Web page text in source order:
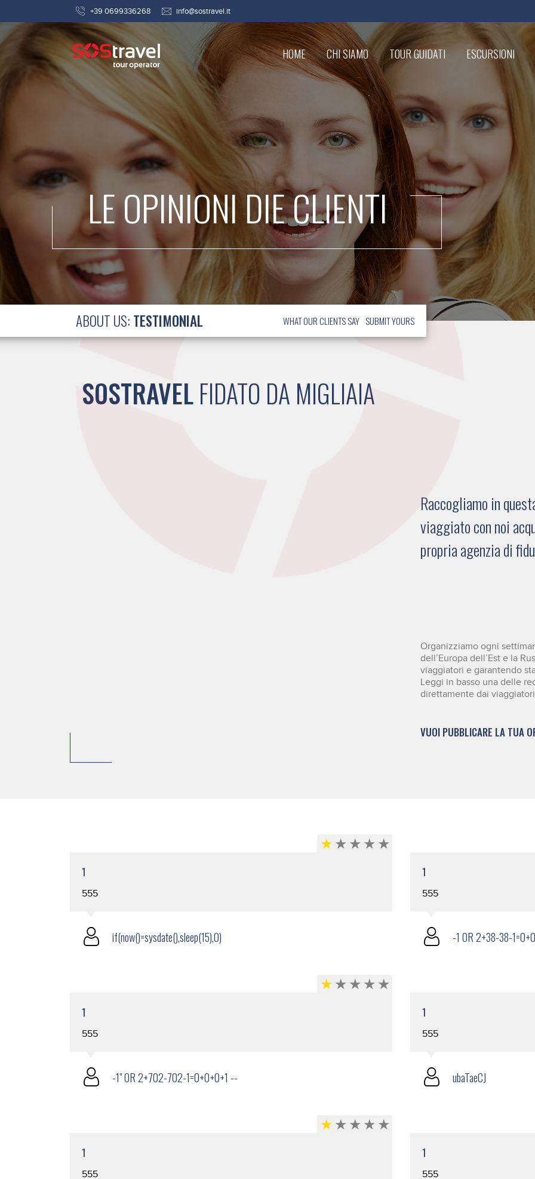
+39 0699336268 info@sostravel.it
HOME CHI SIAMO TOUR GUIDATI ESCURSIONI
LE OPINIONI DIE CLIENTI
ABOUT US: TESTIMONIAL WHAT OUR CLIENTS SAY SUBMIT YOURS
SOSTRAVELFIDATO DA MIGLIAIA
Raccogliamo in
viaggiato con noi
propria agenzia di
Organizziamo ogni
dell’Europa dell’Est e la
viaggiatori e garantendo
Leggi in basso una delle
direttamente dai
VUOI PUBBLICARE LA TUA
1
555
if(now()=sysdate(),sleep(15),0)
1
555
-1" OR 2+702-702-1=0+0+0+1 --
1
555
1
555
-1 OR 2+38-38-
1
555
ubaTaeCJ
1
555